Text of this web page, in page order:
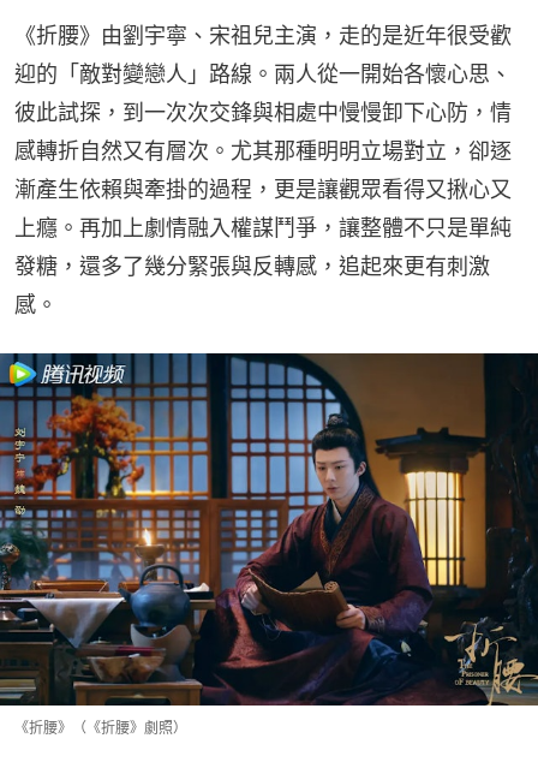
《折腰》由劉宇寧、宋祖兒主演，走的是近年很受歡
迎的「敵對變戀人」路線。兩人從一開始各懷心思、
彼此試探，到一次次交鋒與相處中慢慢卸下心防，情
感轉折自然又有層次。尤其那種明明立場對立，卻逐
漸產生依賴與牽掛的過程，更是讓觀眾看得又揪心又
上癮。再加上劇情融入權謀鬥爭，讓整體不只是單純
發糖，還多了幾分緊張與反轉感，追起來更有刺激
感。
《折腰》（《折腰》劇照）